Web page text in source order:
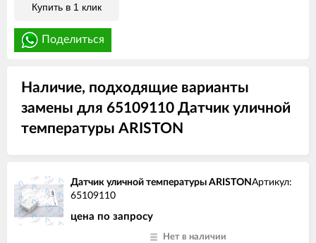
Купить в 1 клик
Поделиться
Наличие, подходящие варианты
замены для 65109110 Датчик уличной
температуры ARISTON
Датчик уличной температуры ARISTON Артикул:
65109110
цена по запросу
Нет в наличии